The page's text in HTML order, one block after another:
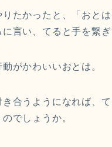
りたかったと、「おと
言い、てると手を繋ぎ
がかわいいおとは。
き合うようになれば、
でしょうか。